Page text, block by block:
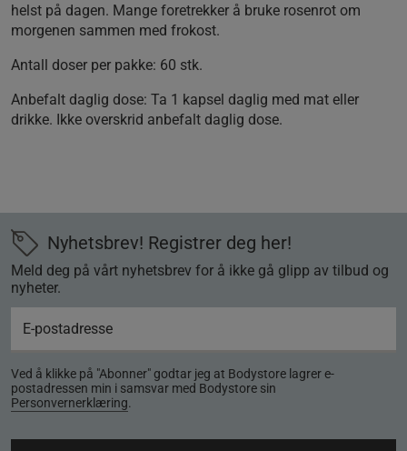
helst på dagen. Mange foretrekker å bruke rosenrot om
morgenen sammen med frokost.
Antall doser per pakke: 60 stk.
Anbefalt daglig dose: Ta 1 kapsel daglig med mat eller
drikke. Ikke overskrid anbefalt daglig dose.
Nyhetsbrev! Registrer deg her!
Meld deg på vårt nyhetsbrev for å ikke gå glipp av tilbud og
nyheter.
Ved å klikke på "Abonner" godtar jeg at Bodystore lagrer e-
postadressen min i samsvar med Bodystore sin
Personvernerklæring.